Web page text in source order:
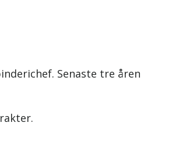
Senaste tre åren